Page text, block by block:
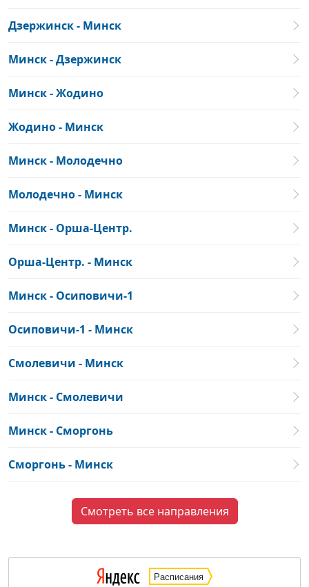
Дзержинск - Минск
Минск - Дзержинск
Минск - Жодино
Жодино - Минск
Минск - Молодечно
Молодечно - Минск
Минск - Орша-Центр.
Орша-Центр. - Минск
Минск - Осиповичи-1
Осиповичи-1 - Минск
Смолевичи - Минск
Минск - Смолевичи
Минск - Сморгонь
Сморгонь - Минск
Смотреть все направления
Расписания